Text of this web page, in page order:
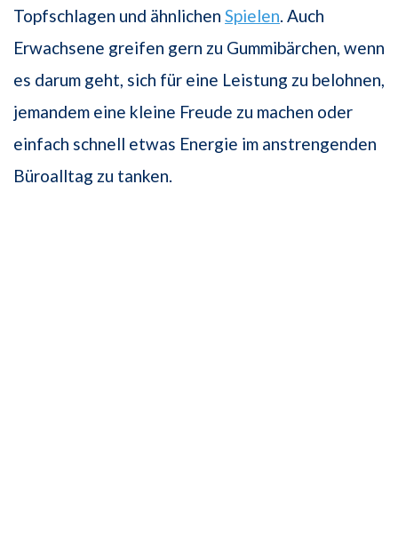
Topfschlagen und ähnlichen Spielen. Auch
Erwachsene greifen gern zu Gummibärchen, wenn
es darum geht, sich für eine Leistung zu belohnen,
jemandem eine kleine Freude zu machen oder
einfach schnell etwas Energie im anstrengenden
Büroalltag zu tanken.